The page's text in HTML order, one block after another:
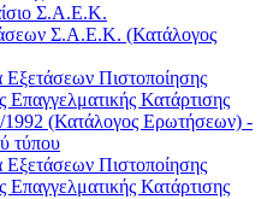
Σ.Α.Ε.Κ.
Σ.Α.Ε.Κ. (Κατάλογος
Πιστοποίησης
Επαγγελματικής Κατάρτισης
(Κατάλογος Ερωτήσεων) -
τύπου
Πιστοποίησης
Επαγγελματικής Κατάρτισης